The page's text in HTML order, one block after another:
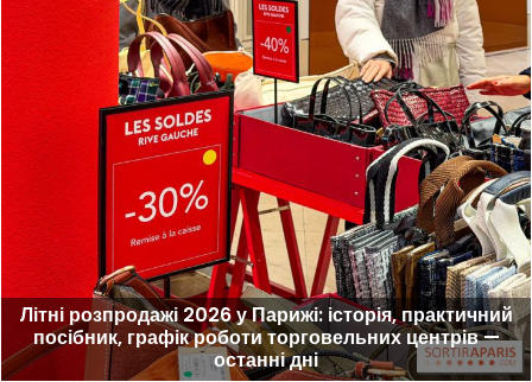
Літні розпродажі 2026 у Парижі: історія, практичний
посібник, графік роботи торговельних центрів —
останні дні